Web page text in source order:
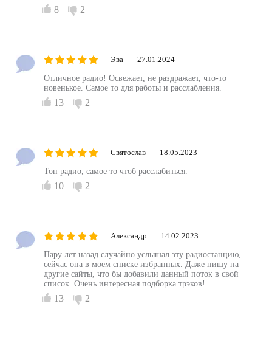
8 2
Эва 27.01.2024
Отличное радио! Освежает, не раздражает, что-то
новенькое. Самое то для работы и расслабления.
13 2
Святослав 18.05.2023
Топ радио, самое то чтоб расслабиться.
10 2
Александр 14.02.2023
Пару лет назад случайно услышал эту радиостанцию,
сейчас она в моем списке избранных. Даже пишу на
другие сайты, что бы добавили данный поток в свой
список. Очень интересная подборка трэков!
13 2